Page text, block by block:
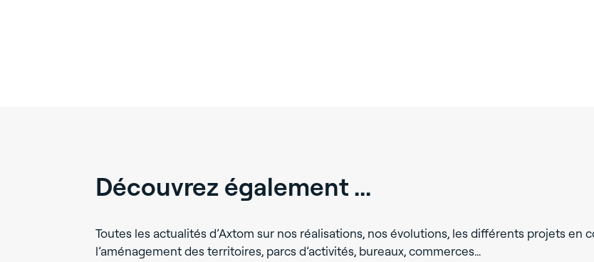
Découvrez également ...
Toutes les actualités d’Axtom sur nos réalisations, nos évolutions, les différents projets en
l’aménagement des territoires, parcs d’activités, bureaux, commerces…